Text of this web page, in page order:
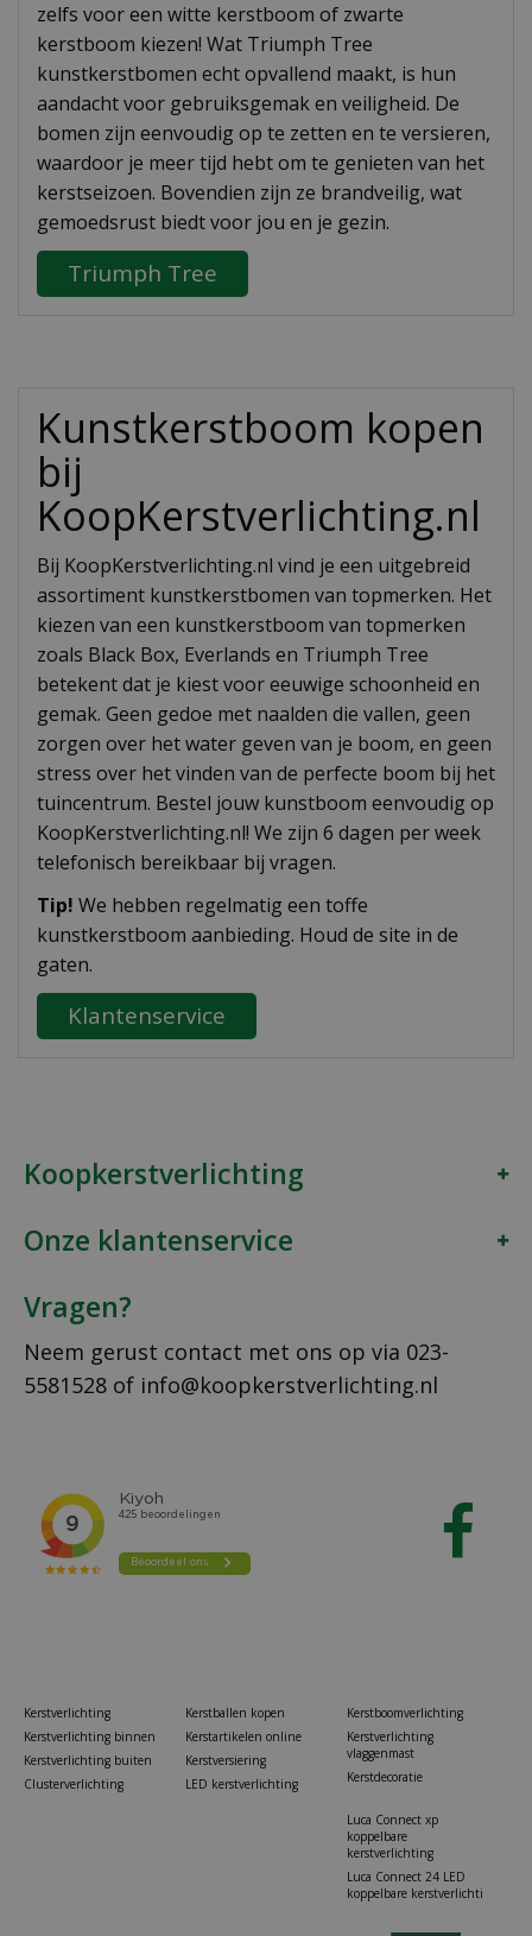
zelfs voor een witte kerstboom of zwarte
kerstboom kiezen! Wat Triumph Tree
kunstkerstbomen echt opvallend maakt, is hun
aandacht voor gebruiksgemak en veiligheid. De
bomen zijn eenvoudig op te zetten en te versieren,
waardoor je meer tijd hebt om te genieten van het
kerstseizoen. Bovendien zijn ze brandveilig, wat
gemoedsrust biedt voor jou en je gezin.
Triumph Tree
Kunstkerstboom kopen
bij
KoopKerstverlichting.nl
Bij KoopKerstverlichting.nl vind je een uitgebreid
assortiment kunstkerstbomen van topmerken. Het
kiezen van een kunstkerstboom van topmerken
zoals Black Box, Everlands en Triumph Tree
betekent dat je kiest voor eeuwige schoonheid en
gemak. Geen gedoe met naalden die vallen, geen
zorgen over het water geven van je boom, en geen
stress over het vinden van de perfecte boom bij het
tuincentrum. Bestel jouw kunstboom eenvoudig op
KoopKerstverlichting.nl! We zijn 6 dagen per week
telefonisch bereikbaar bij vragen.
Tip! We hebben regelmatig een toffe
kunstkerstboom aanbieding. Houd de site in de
gaten.
Klantenservice
Koopkerstverlichting
Onze klantenservice
Vragen?
Neem gerust contact met ons op via 023-
5581528 of info@koopkerstverlichting.nl
Kerstverlichting
Kerstverlichting binnen
Kerstverlichting buiten
Clusterverlichting
Kerstballen kopen
Kerstartikelen online
Kerstversiering
LED kerstverlichting
Kerstboomverlichting
Kerstverlichting
vlaggenmast
Kerstdecoratie
Luca Connect xp
koppelbare
kerstverlichting
Luca Connect 24 LED
koppelbare kerstverlichti